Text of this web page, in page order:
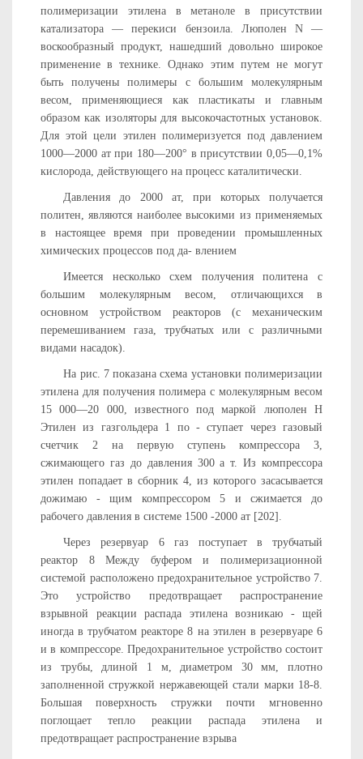
полимеризации этилена в метаноле в присутствии
катализатора — перекиси бензоила. Люполен N —
воскообразный продукт, нашедший довольно широкое
примене­ние в технике. Однако этим путем не могут
быть получены по­лимеры с большим молекулярным
весом, применяющиеся как пластикаты и главным
образом как изоляторы для высокочастот­ных установок.
Для этой цели этилен полимеризуется под давлением
1000—2000 ат при 180—200° в присутствии 0,05—0,1%
кислорода, действующего на процесс каталитически.
Давления до 2000 ат, при которых получается
политен, являются наиболее высокими из применяемых
в настоящее время при проведении промышленных
химических процессов под да- влением
Имеется несколько схем получения политена с
большим мо­лекулярным весом, отличающихся в
основном устройством реак­торов (с механическим
перемешиванием газа, трубчатых или с различными
видами насадок).
На рис. 7 показана схема установки полимеризации
этилена для получения полимера с молекулярным весом
15 000—20 000, известного под маркой люполен Н
Этилен из газгольдера 1 по - ступает через газовый
счетчик 2 на первую ступень компрес­сора 3,
сжимающего газ до давления 300 а т. Из компрессора
этилен попадает в сборник 4, из которого засасывается
дожимаю - щим компрессором 5 и сжимается до
рабочего давления в си­стеме 1500 -2000 ат [202].
Через резервуар 6 газ поступает в трубчатый
реактор 8 Между буфером и полимеризационной
системой расположено предохранительное устройство 7.
Это устройство предотвращает распространение
взрывной реакции распада этилена возникаю - щей
иногда в трубчатом реакторе 8 на этилен в резервуаре 6
и в компрессоре. Предохранительное устройство состоит
из трубы, длиной 1 м, диаметром 30 мм, плотно
заполненной стружкой не­ржавеющей стали марки 18-8.
Большая поверхность стружки почти мгновенно
поглощает тепло реакции распада этилена и
предотвращает распространение взрыва